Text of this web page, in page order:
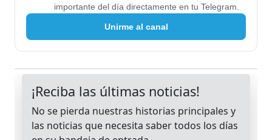
importante del día directamente en tu Telegram.
Unirme al canal